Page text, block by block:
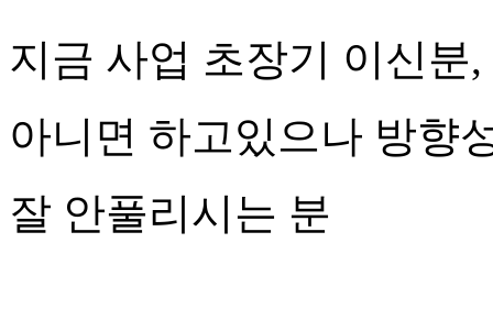
지금 사업 초장기 이신분,
아니면 하고있으나 방향
잘 안풀리시는 분